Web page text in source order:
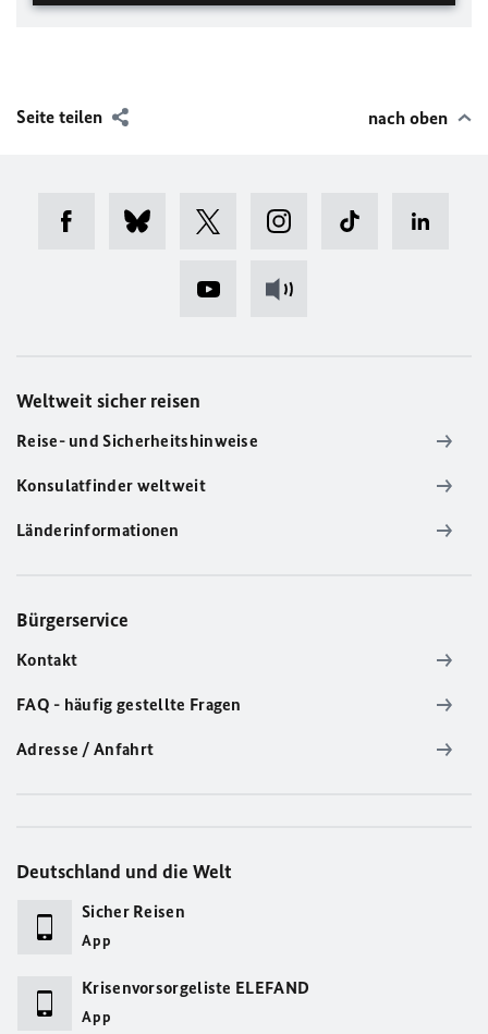
Seite teilen nach oben
Weltweit sicher reisen
Reise- und Sicherheitshinweise
Konsulatfinder weltweit
Länderinformationen
Bürgerservice
Kontakt
FAQ - häufig gestellte Fragen
Adresse / Anfahrt
Deutschland und die Welt
Sicher Reisen
App
Krisenvorsorgeliste ELEFAND
App